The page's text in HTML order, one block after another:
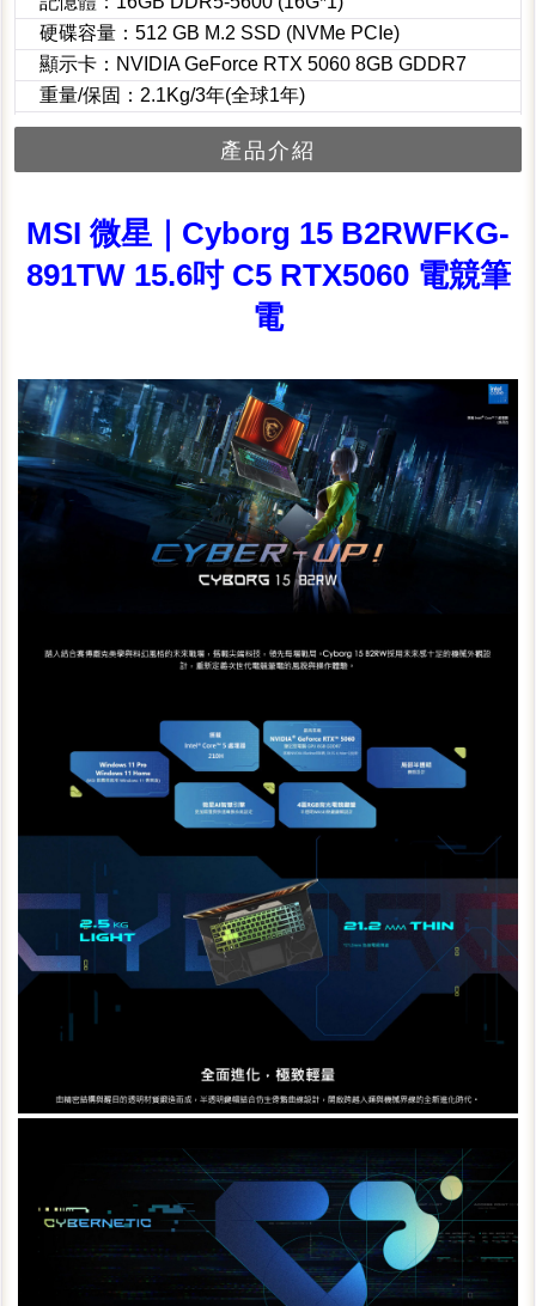
硬碟容量：512 GB M.2 SSD (NVMe PCIe)
顯示卡：NVIDIA GeForce RTX 5060 8GB GDDR7
重量/保固：2.1Kg/3年(全球1年)
產品介紹
MSI 微星｜Cyborg 15 B2RWFKG-
891TW 15.6吋 C5 RTX5060 電競筆
電